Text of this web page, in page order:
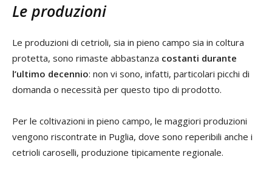
Le produzioni
Le produzioni di cetrioli, sia in pieno campo sia in coltura
protetta, sono rimaste abbastanza costanti durante
l’ultimo decennio: non vi sono, infatti, particolari picchi di
domanda o necessità per questo tipo di prodotto.
Per le coltivazioni in pieno campo, le maggiori produzioni
vengono riscontrate in Puglia, dove sono reperibili anche i
cetrioli caroselli, produzione tipicamente regionale.